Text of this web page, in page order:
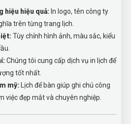
hiệu hiệu quả: In logo, tên công ty
trên từng trang lịch.
Tùy chỉnh hình ảnh, màu sắc, kiểu
Chúng tôi cung cấp dịch vụ in lịch để
tốt nhất.
mỹ: Lịch để bàn giúp ghi chú công
việc đẹp mắt và chuyên nghiệp.